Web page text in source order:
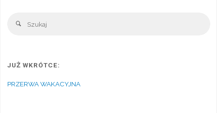
Szukaj
JUŻ WKRÓTCE:
PRZERWA WAKACYJNA